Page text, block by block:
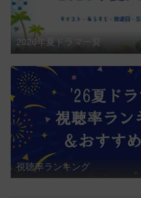
2026年夏ドラマ一覧
視聴率ランキング